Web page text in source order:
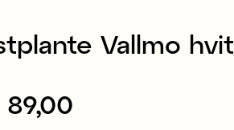
Vallmo hvit
:NKR 89,00
89,00